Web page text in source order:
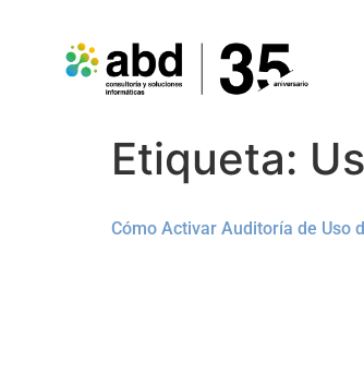
Etiqueta:
Cómo Activar Auditoría de Uso